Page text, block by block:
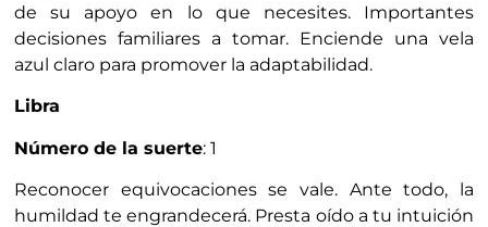
de su apoyo en lo que necesites. Importantes
decisiones familiares a tomar. Enciende una vela
azul claro para promover la adaptabilidad.
Libra
Número de la suerte: 1
Reconocer equivocaciones se vale. Ante todo, la
humildad te engrandecerá. Presta oído a tu intuición